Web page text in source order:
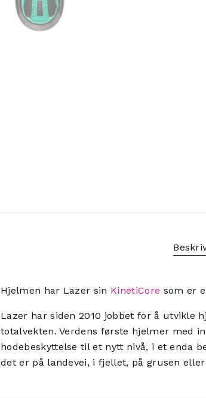
Hjelmen har Lazer sin KinetiCore som er
Lazer har siden 2010 jobbet for å utvikle
totalvekten. Verdens første hjelmer med
hodebeskyttelse til et nytt nivå, i et enda
det er på landevei, i fjellet, på grusen